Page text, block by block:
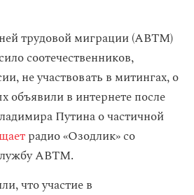
трудовой миграции (АВТМ)
соотечественников,
не участвовать в митингах, о
объявили в интернете после
Путина о частичной
радио «Озодлик» со
АВТМ.
что участие в